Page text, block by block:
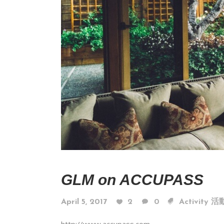
GLM on ACCUPASS
April 5, 2017 2 0 Activity 活